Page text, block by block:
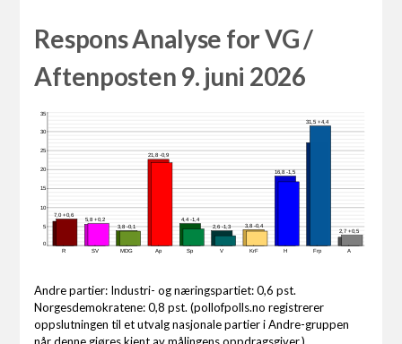
Respons Analyse for VG /
Aftenposten 9. juni 2026
7,0 +0,6
5,8 +0,2
3,8 -0,1
21,8 -0,9
4,4 -1,4
2,6 -1,3
3,8 -0,4
16,8 -1,5
31,5 +4,4
2,7 +0,5
R SV MDG Ap Sp V KrF H Frp A
0
5
10
15
20
25
30
35
Andre partier: Industri- og næringspartiet: 0,6 pst.
Norgesdemokratene: 0,8 pst. (pollofpolls.no registrerer
oppslutningen til et utvalg nasjonale partier i Andre-gruppen